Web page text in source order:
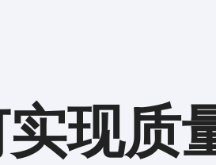
现质